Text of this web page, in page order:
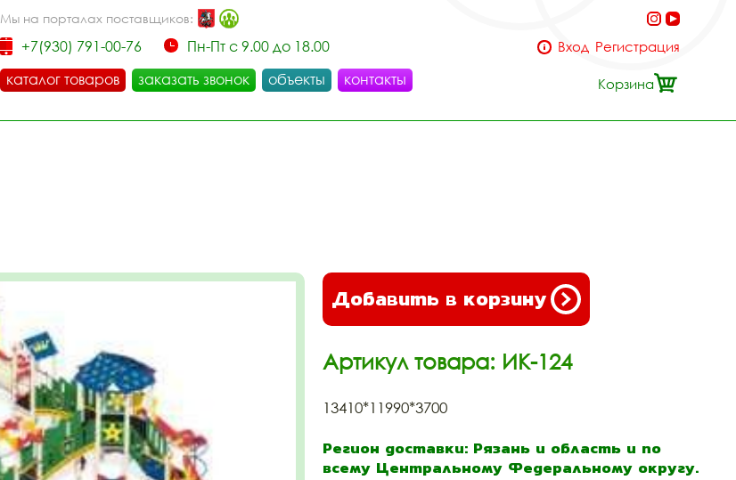
Мы на порталах поставщиков:
+7(930) 791-00-76
Пн-Пт с 9.00 до 18.00
каталог товаров
заказать звонок объекты контакты
Вход Регистрация
Корзина
Добавить в корзину
Артикул товара: ИК-124
13410*11990*3700
Регион доставки: Рязань и область и по
всему Центральному Федеральному округу.